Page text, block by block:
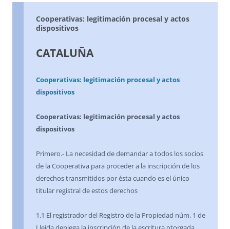
Cooperativas: legitimación procesal y actos
dispositivos
CATALUÑA
Cooperativas: legitimación procesal y actos
dispositivos
Cooperativas: legitimación procesal y actos
dispositivos
Primero.- La necesidad de demandar a todos los socios
de la Cooperativa para proceder a la inscripción de los
derechos transmitidos por ésta cuando es el único
titular registral de estos derechos
1.1 El registrador del Registro de la Propiedad núm. 1 de